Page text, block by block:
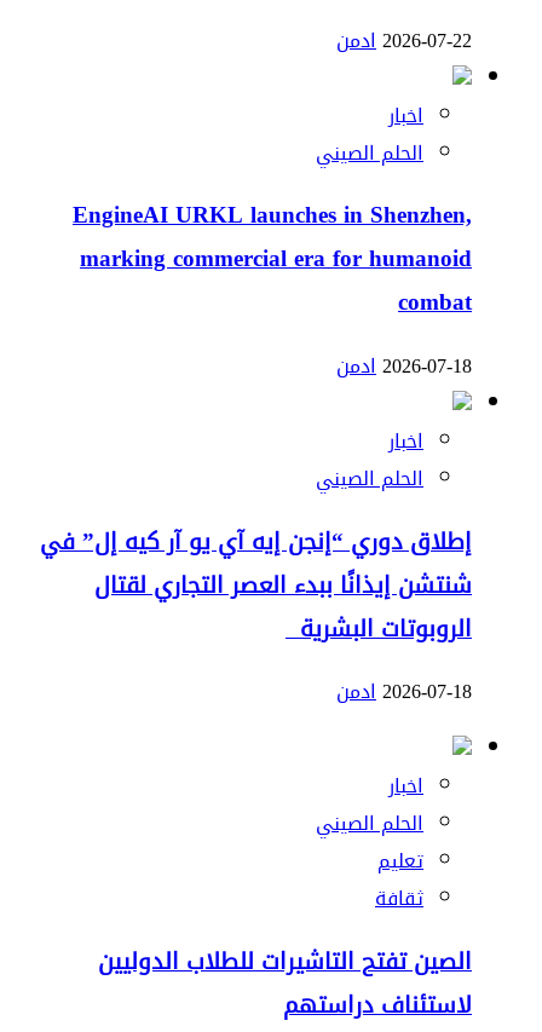
2026-07-22ادمن
اخبار
الحلم الصيني
EngineAI URKL launches in Shenzhen,
marking commercial era for humanoid
combat
2026-07-18ادمن
اخبار
الحلم الصيني
إطلاق دوري “إنجن إيه آي يو آر كيه إل” في
شنتشن إيذانًا ببدء العصر التجاري لقتال
الروبوتات البشرية
2026-07-18ادمن
اخبار
الحلم الصيني
تعليم
ثقافة
الصين تفتح التاشيرات للطلاب الدوليين
لاستئناف دراستهم